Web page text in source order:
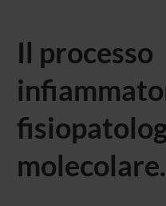
Il processo
molecolare.